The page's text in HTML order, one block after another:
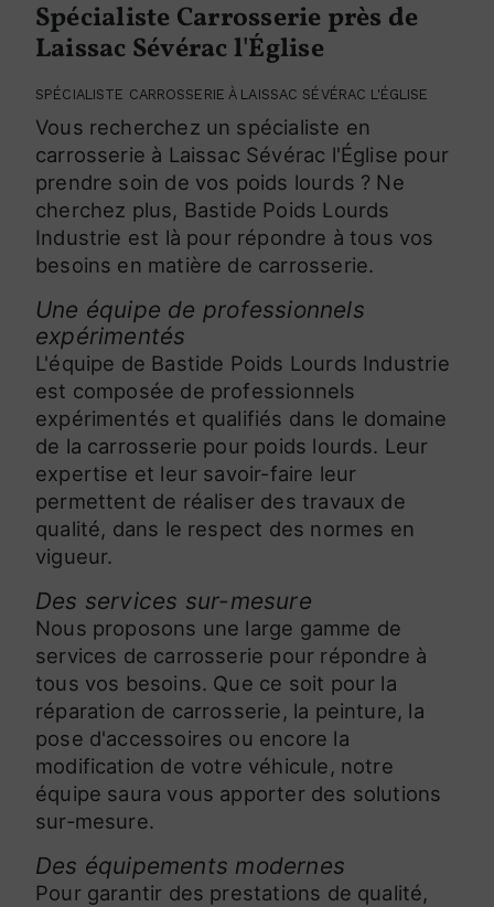
Spécialiste Carrosserie près de
Laissac Sévérac l'Église
SPÉCIALISTE CARROSSERIE À LAISSAC SÉVÉRAC L'ÉGLISE
Vous recherchez un spécialiste en
carrosserie à Laissac Sévérac l'Église pour
prendre soin de vos poids lourds ? Ne
cherchez plus, Bastide Poids Lourds
Industrie est là pour répondre à tous vos
besoins en matière de carrosserie.
Une équipe de professionnels
expérimentés
L'équipe de Bastide Poids Lourds Industrie
est composée de professionnels
expérimentés et qualifiés dans le domaine
de la carrosserie pour poids lourds. Leur
expertise et leur savoir-faire leur
permettent de réaliser des travaux de
qualité, dans le respect des normes en
vigueur.
Des services sur-mesure
Nous proposons une large gamme de
services de carrosserie pour répondre à
tous vos besoins. Que ce soit pour la
réparation de carrosserie, la peinture, la
pose d'accessoires ou encore la
modification de votre véhicule, notre
équipe saura vous apporter des solutions
sur-mesure.
Des équipements modernes
Pour garantir des prestations de qualité,